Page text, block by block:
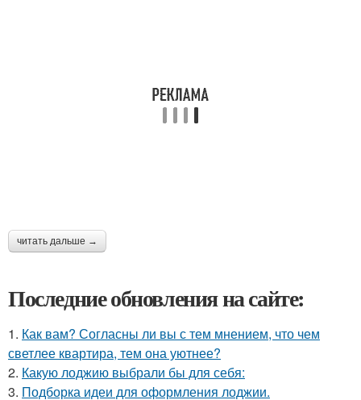
читать дальше →
Последние обновления на сайте:
1. Как вам? Согласны ли вы с тем мнением, что чем
светлее квартира, тем она уютнее?
2. Какую лоджию выбрали бы для себя:
3. Подборка идеи для оформления лоджии.